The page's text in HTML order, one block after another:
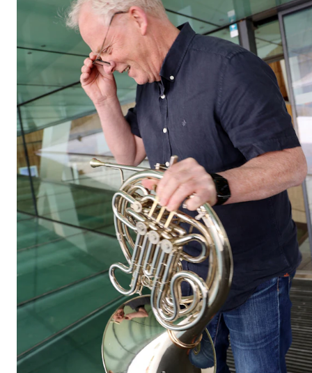
VERKTØY OG HJELP
IT og digitale tjenester
Innkjøp og økonomi
Kommunikasjon
Rom og bygg
Alle hjelpesider
UNDERVISNING OG STUDENTSTØTTE
Eksamen og vitnemål
Timeplaner og undervisning
Utvikling av studieplaner og kurs
Digitale ressurser for undervisning
Studentenes psykososiale læringsmiljø